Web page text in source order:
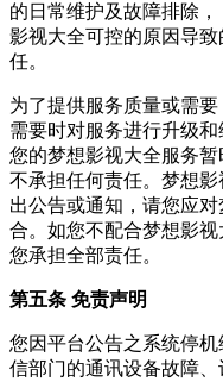
的日常维护及故障排除
影视大全可控的原因导
任。
为了提供服务质量或需
需要时对服务进行升级
您的梦想影视大全服务
不承担任何责任。梦想
出公告或通知，请您应
合。如您不配合梦想影
您承担全部责任。
第五条 免责声明
您因平台公告之系统停
信部门的通讯设备故障、